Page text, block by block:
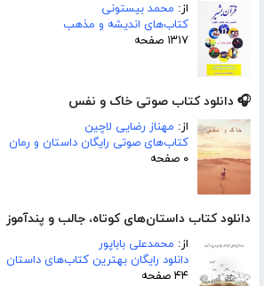
از: محمد بیستونی
کتاب‌های اندیشه و مذهب
۱۳۱۷ صفحه
🎧 دانلود کتاب صوتی خاک و نفس
از: مهناز رضایی لاچین
کتاب‌های صوتی رایگان داستان و رمان
۰ صفحه
دانلود کتاب داستان‌های کوتاه، جالب و پندآموز
از: محمدعلی باباپور
دانلود رایگان بهترین کتاب‌های داستان
۴۴ صفحه